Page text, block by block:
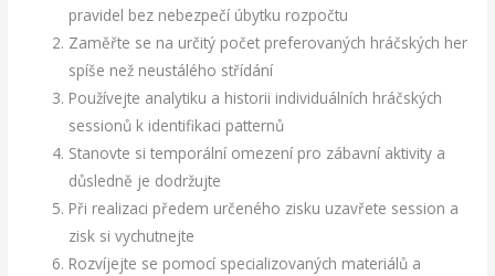
pravidel bez nebezpečí úbytku rozpočtu
Zaměřte se na určitý počet preferovaných hráčských her
spíše než neustálého střídání
Používejte analytiku a historii individuálních hráčských
sessionů k identifikaci patternů
Stanovte si temporální omezení pro zábavní aktivity a
důsledně je dodržujte
Při realizaci předem určeného zisku uzavřete session a
zisk si vychutnejte
Rozvíjejte se pomocí specializovaných materiálů a